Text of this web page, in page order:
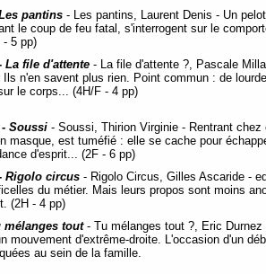
pantins - Les pantins, Laurent Denis - Un
le coup de feu fatal, s'interrogent sur le
- 5 pp)
La file d'attente - La file d'attente ?, Pascale
Ils n'en savent plus rien. Point commun : de
le corps... (4H/F - 4 pp)
Soussi - Soussi, Thirion Virginie - Rentrant
masque, est tuméfié : elle se cache pour
d'esprit... (2F - 6 pp)
Rigolo circus - Rigolo Circus, Gilles Ascaride -
du métier. Mais leurs propos sont moins
(2H - 4 pp)
mélanges tout- Tu mélanges tout ?, Eric
mouvement d'extrême-droite. L'occasion d'un
au sein de la famille.